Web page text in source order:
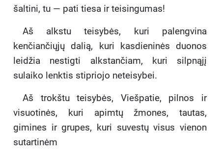
šaltini, tu — pati tiesa ir teisingumas!
Aš alkstu teisybės, kuri palengvina
kenčiančiųjų dalią, kuri kasdieninės duonos
leidžia nestigti alkstančiam, kuri silpnąjį
sulaiko lenktis stipriojo neteisybei.
Aš trokštu teisybės, Viešpatie, pilnos ir
visuotinės, kuri apimtų žmones, tautas,
gimines ir grupes, kuri suvestų visus vienon
sutartinėm